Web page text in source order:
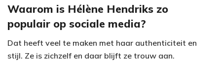
Waarom is Hélène Hendriks zo
populair op sociale media?
Dat heeft veel te maken met haar authenticiteit en
stijl. Ze is zichzelf en daar blijft ze trouw aan.